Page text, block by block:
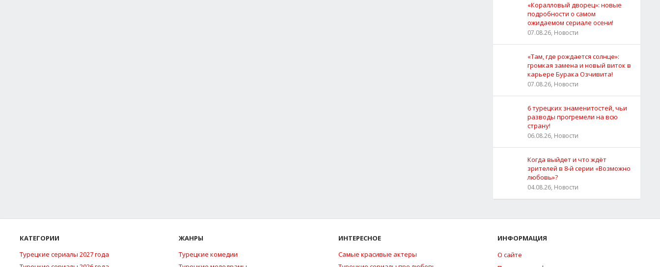
«Коралловый дворец»: новые
подробности о самом
ожидаемом сериале осени!
07.08.26, Новости
«Там, где рождается солнце»:
громкая замена и новый виток в
карьере Бурака Озчивита!
07.08.26, Новости
6 турецких знаменитостей, чьи
разводы прогремели на всю
страну!
06.08.26, Новости
Когда выйдет и что ждёт
зрителей в 8-й серии «Возможно
любовь»?
04.08.26, Новости
КАТЕГОРИИ
Турецкие сериалы 2027 года
ЖАНРЫ
Турецкие комедии
ИНТЕРЕСНОЕ
Самые красивые актеры
ИНФОРМАЦИЯ
О сайте